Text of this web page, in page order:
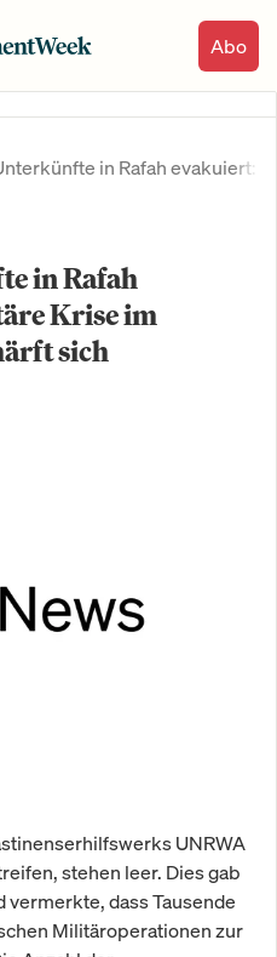
Abo
in Rafah evakuiert:
in Rafah
Krise im
sich
UNRWA
stehen leer. Dies gab
dass Tausende
Militäroperationen zur